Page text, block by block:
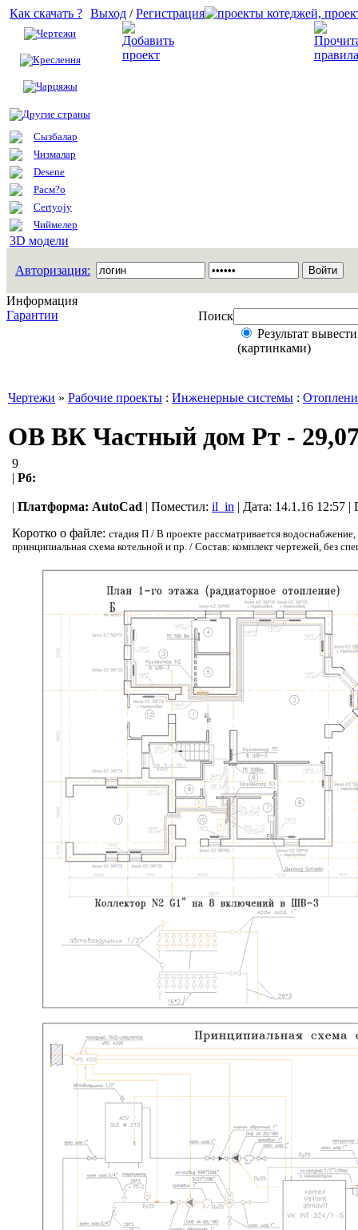
Как скачать ?
Чертежи
Креслення
Чарцяжы
Другие страны
Сызбалар
Чизмалар
Desene
Расм?о
Certyojy
Чиймелер
3D модели
Выход /Регистрация
Авторизация:
Информация
Гарантии
Поиск
Результат
(картинками)
Чертежи » Рабочие проекты : Инженерные системы :
ОВ ВК Частный дом Рт -
9
| Рб:
| Платформа: AutoCad | Поместил: il_in | Дата: 14.1.16 12:57
Коротко о файле: стадия П / В проекте рассматривается
принципиальная схема котельной и пр. / Состав: комплект чертежей, без